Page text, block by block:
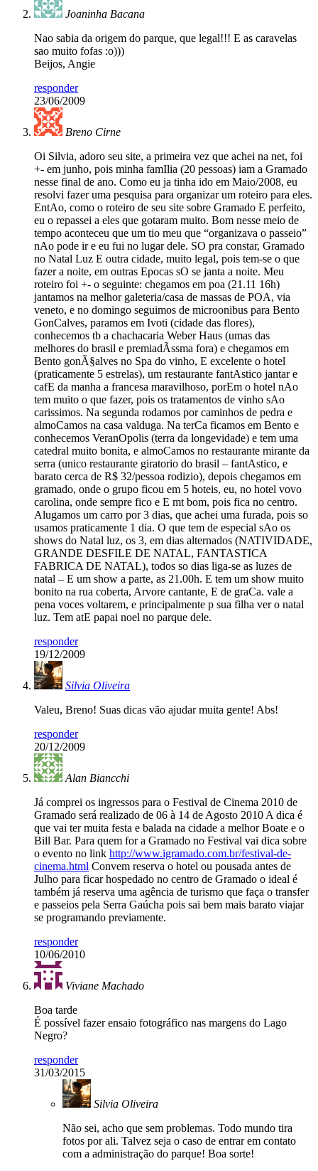
Joaninha Bacana
Nao sabia da origem do parque, que legal!!! E as caravelas
sao muito fofas :o)))
Beijos, Angie
responder
23/06/2009
Breno Cirne
Oi Silvia, adoro seu site, a primeira vez que achei na net, foi
+- em junho, pois minha famI­lia (20 pessoas) iam a Gramado
nesse final de ano. Como eu ja tinha ido em Maio/2008, eu
resolvi fazer uma pesquisa para organizar um roteiro para eles.
EntAo, como o roteiro de seu site sobre Gramado E perfeito,
eu o repassei a eles que gotaram muito. Bom nesse meio de
tempo aconteceu que um tio meu que “organizava o passeio”
nAo pode ir e eu fui no lugar dele. SO pra constar, Gramado
no Natal Luz E outra cidade, muito legal, pois tem-se o que
fazer a noite, em outras Epocas sO se janta a noite. Meu
roteiro foi +- o seguinte: chegamos em poa (21.11 16h)
jantamos na melhor galeteria/casa de massas de POA, via
veneto, e no domingo seguimos de microonibus para Bento
GonCalves, paramos em Ivoti (cidade das flores),
conhecemos tb a chachacaria Weber Haus (umas das
melhores do brasil e premiadÃ­ssma fora) e chegamos em
Bento gonÃ§alves no Spa do vinho, E excelente o hotel
(praticamente 5 estrelas), um restaurante fantAstico jantar e
cafE da manha a francesa maravilhoso, porEm o hotel nAo
tem muito o que fazer, pois os tratamentos de vinho sAo
carissimos. Na segunda rodamos por caminhos de pedra e
almoCamos na casa valduga. Na terCa ficamos em Bento e
conhecemos VeranOpolis (terra da longevidade) e tem uma
catedral muito bonita, e almoCamos no restaurante mirante da
serra (unico restaurante giratorio do brasil – fantAstico, e
barato cerca de R$ 32/pessoa rodizio), depois chegamos em
gramado, onde o grupo ficou em 5 hoteis, eu, no hotel vovo
carolina, onde sempre fico e E mt bom, pois fica no centro.
Alugamos um carro por 3 dias, que achei uma furada, pois so
usamos praticamente 1 dia. O que tem de especial sAo os
shows do Natal luz, os 3, em dias alternados (NATIVIDADE,
GRANDE DESFILE DE NATAL, FANTASTICA
FABRICA DE NATAL), todos so dias liga-se as luzes de
natal – E um show a parte, as 21.00h. E tem um show muito
bonito na rua coberta, Arvore cantante, E de graCa. vale a
pena voces voltarem, e principalmente p sua filha ver o natal
luz. Tem atE papai noel no parque dele.
responder
19/12/2009
Silvia Oliveira
Valeu, Breno! Suas dicas vão ajudar muita gente! Abs!
responder
20/12/2009
Alan Biancchi
Já comprei os ingressos para o Festival de Cinema 2010 de
Gramado será realizado de 06 à 14 de Agosto 2010 A dica é
que vai ter muita festa e balada na cidade a melhor Boate e o
Bill Bar. Para quem for a Gramado no Festival vai dica sobre
o evento no link http://www.igramado.com.br/festival-de-
cinema.html Convem reserva o hotel ou pousada antes de
Julho para ficar hospedado no centro de Gramado o ideal é
também já reserva uma agência de turismo que faça o transfer
e passeios pela Serra Gaúcha pois sai bem mais barato viajar
se programando previamente.
responder
10/06/2010
Viviane Machado
Boa tarde
É possível fazer ensaio fotográfico nas margens do Lago
Negro?
responder
31/03/2015
Silvia Oliveira
Não sei, acho que sem problemas. Todo mundo tira
fotos por ali. Talvez seja o caso de entrar em contato
com a administração do parque! Boa sorte!